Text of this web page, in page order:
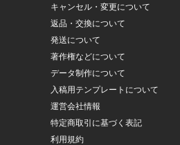
キャンセル・変更について
返品・交換について
発送について
著作権などについて
データ制作について
入稿用テンプレートについて
運営会社情報
特定商取引に基づく表記
利用規約